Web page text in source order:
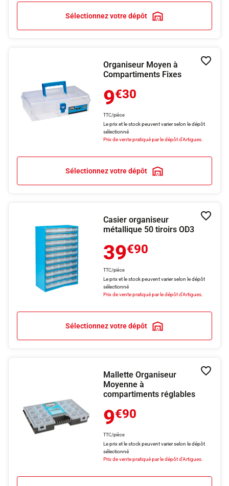
Sélectionnez votre dépôt
Organiseur Moyen à
Compartiments Fixes
9€30
TTC/pièce
Le prix et le stock peuvent varier selon le dépôt
sélectionné
Prix de vente pratiqué par le dépôt d'Artigues.
Sélectionnez votre dépôt
Casier organiseur
métallique 50 tiroirs OD3
39€90
TTC/pièce
Le prix et le stock peuvent varier selon le dépôt
sélectionné
Prix de vente pratiqué par le dépôt d'Artigues.
Sélectionnez votre dépôt
Mallette Organiseur
Moyenne à
compartiments réglables
9€90
TTC/pièce
Le prix et le stock peuvent varier selon le dépôt
sélectionné
Prix de vente pratiqué par le dépôt d'Artigues.